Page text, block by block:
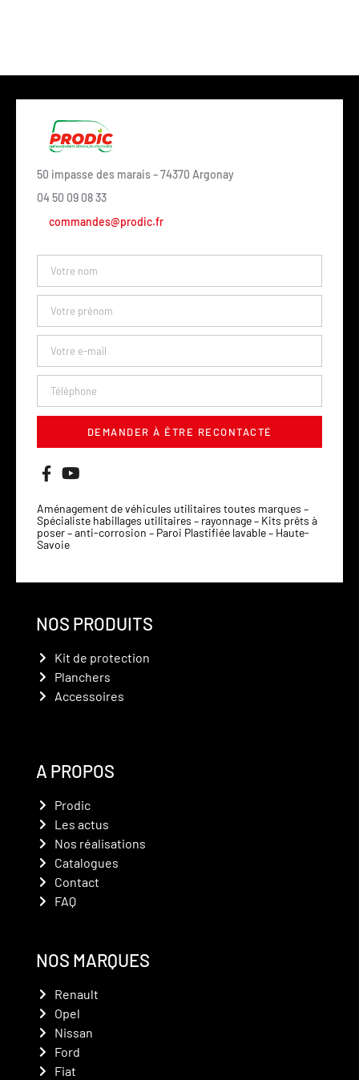
50 impasse des marais – 74370 Argonay
04 50 09 08 33
commandes@prodic.fr
DEMANDER À ÊTRE RECONTACTÉ
Aménagement de véhicules utilitaires toutes marques –
Spécialiste habillages utilitaires – rayonnage – Kits prêts à
poser – anti-corrosion – Paroi Plastifiée lavable – Haute-
Savoie
NOS PRODUITS
Kit de protection
Planchers
Accessoires
A PROPOS
Prodic
Les actus
Nos réalisations
Catalogues
Contact
FAQ
NOS MARQUES
Renault
Opel
Nissan
Ford
Fiat